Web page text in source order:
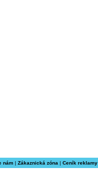
nám | Zákaznická zóna | Ceník reklamy